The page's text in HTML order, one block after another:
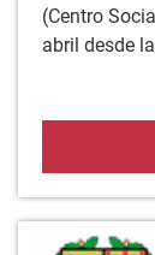
(Centro
abril desde